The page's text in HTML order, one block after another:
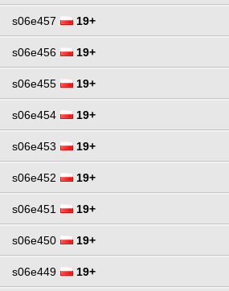
s06e457 19+
s06e456 19+
s06e455 19+
s06e454 19+
s06e453 19+
s06e452 19+
s06e451 19+
s06e450 19+
s06e449 19+